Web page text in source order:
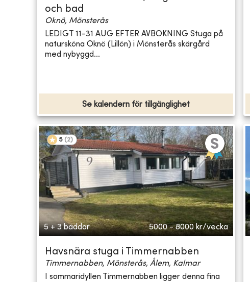
och bad
Oknö, Mönsterås
LEDIGT 11-31 AUG EFTER AVBOKNING Stuga på
natursköna Oknö (Lillön) i Mönsterås skärgård
med nybyggd...
Se kalendern för tillgänglighet
5 (2)
5 + 3 bäddar 5000 - 8000 kr/vecka
Havsnära stuga i Timmernabben
Timmernabben, Mönsterås, Ålem, Kalmar
I sommaridyllen Timmernabben ligger denna fina